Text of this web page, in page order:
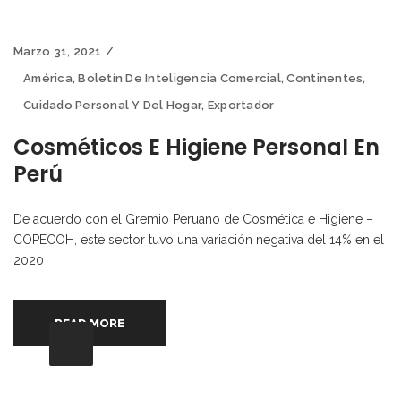
Marzo 31, 2021
América,Boletín De Inteligencia Comercial,Continentes,
Cuidado Personal Y Del Hogar, Exportador
Cosméticos E Higiene Personal En
Perú
De acuerdo con el Gremio Peruano de Cosmética e Higiene –
COPECOH, este sector tuvo una variación negativa del 14% en el
2020
READ MORE